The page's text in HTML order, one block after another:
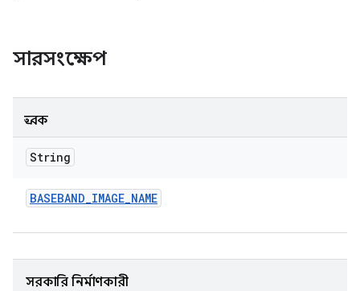
সারসংক্ষেপ
ধ্রুবক
String
BASEBAND_IMAGE_NAME
সরকারি নির্মাণকারী